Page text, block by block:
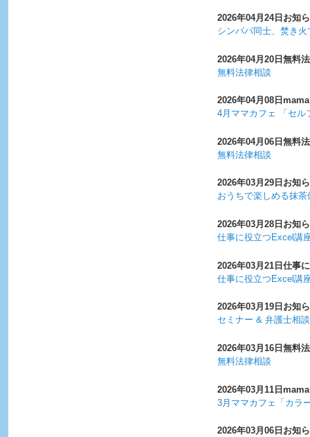
2026年04月24日 お知
シンパパ同士、焚き
2026年04月20日無料
無料法律相談
2026年04月08日
4月ママカフェ 「セル
2026年04月06日 無料
無料法律相談
2026年03月29日 お知
おうちで楽しめる抹茶
2026年03月28日 お知
仕事に役立つExcel講
2026年03月21日 仕事
仕事に役立つExcel講
2026年03月19日 お知
セミナー & 弁護士相
2026年03月16日 無料
無料法律相談
2026年03月11日
3月ママカフェ「カラ
2026年03月06日 お知